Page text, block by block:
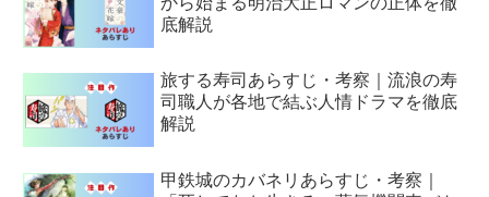
底解説
旅する寿司あらすじ・考察｜流浪の寿
司職人が各地で結ぶ人情ドラマを徹底
解説
甲鉄城のカバネリあらすじ・考察｜